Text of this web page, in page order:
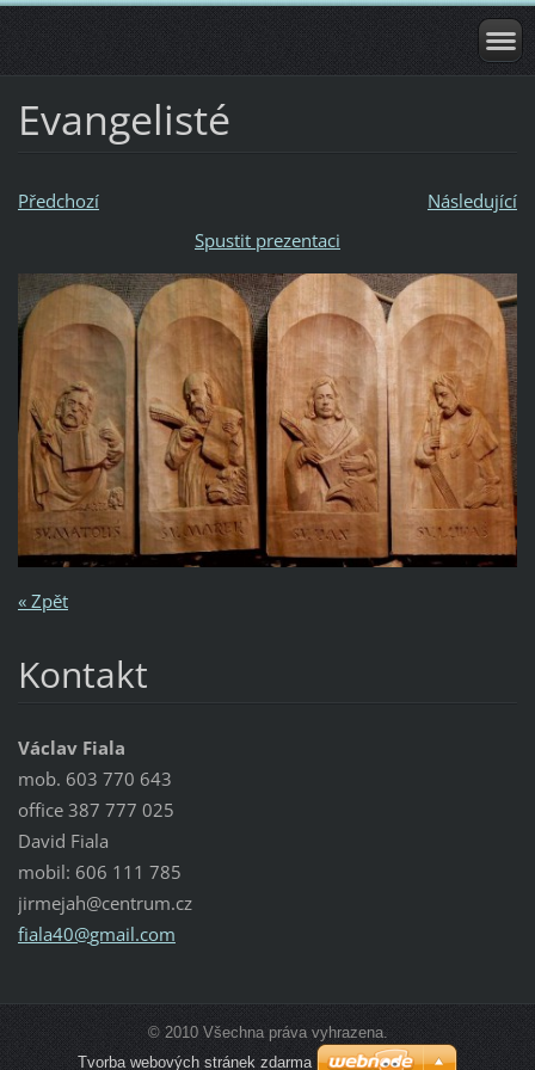
Evangelisté
Předchozí
Následující
Spustit prezentaci
« Zpět
Kontakt
Václav Fiala
mob. 603 770 643
office 387 777 025
David Fiala
mobil: 606 111 785
jirmejah@centrum.cz
fiala40@gmail.com
© 2010 Všechna práva vyhrazena.
Tvorba webových stránek zdarma